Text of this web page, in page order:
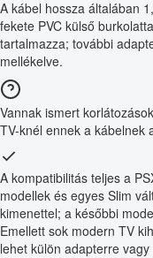
A kábel hossza általában
fekete PVC külső
tartalmazza; további
mellékelve.
Vannak ismert
TV-knél ennek a kábelnek
A kompatibilitás teljes a
modellek és egyes Slim
kimenettel; a későbbi
Emellett sok modern TV
lehet külön adapterre